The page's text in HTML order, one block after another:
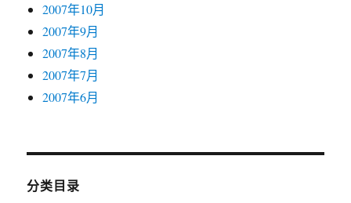
2007年10月
2007年9月
2007年8月
2007年7月
2007年6月
分类目录